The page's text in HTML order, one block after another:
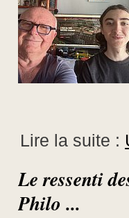
Lire la suite :
Le ressenti
Philo ...